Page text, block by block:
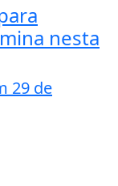
nesta
29 de